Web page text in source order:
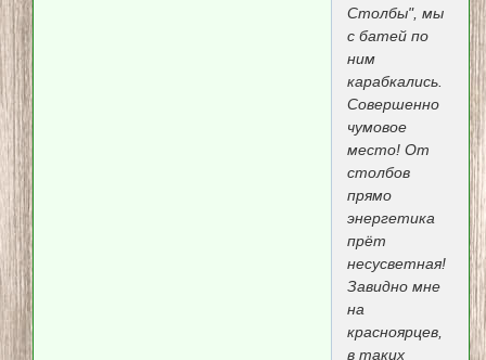
Столбы", мы
с батей по
ним
карабкались.
Совершенно
чумовое
место! От
столбов
прямо
энергетика
прёт
несусветная!
Завидно мне
на
красноярцев,
в таких